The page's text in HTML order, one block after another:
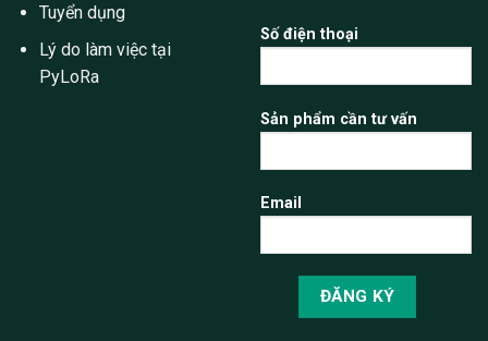
Tuyển dụng
Lý do làm việc tại
PyLoRa
Số điện thoại
Sản phẩm cần tư vấn
Email